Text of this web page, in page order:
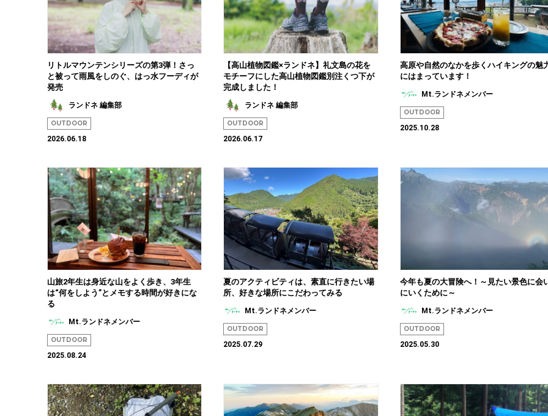
リトルマウンテンシリーズの第3弾！さっ
と被って雨風をしのぐ、はっ水フーディが
発売
ランドネ 編集部
OUTDOOR
2026.06.18
【高山植物図鑑×ランドネ】礼文島の花を
モチーフにした高山植物図鑑別注くつ下が
完成しました！
ランドネ 編集部
OUTDOOR
2026.06.17
高原や自然のなかを歩くハイキングの魅
にはまっています！
Mt.ランドネメンバー
OUTDOOR
2025.10.28
山旅2年生は身近な山をよく歩き、3年生
は“何をしよう”とメモする時間が好きにな
る
Mt.ランドネメンバー
OUTDOOR
2025.08.24
夏のアクティビティは、素直に行きたい場
所、好きな場所にこだわってみる
Mt.ランドネメンバー
OUTDOOR
2025.07.29
今年も夏の大冒険へ！～見たい景色に会
にいくために～
Mt.ランドネメンバー
OUTDOOR
2025.05.30